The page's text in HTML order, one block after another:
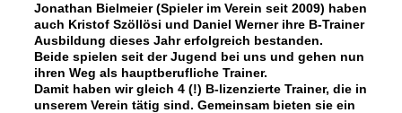
Jonathan Bielmeier (Spieler im Verein seit 2009) haben
auch Kristof Szöllösi und Daniel Werner ihre B-Trainer
Ausbildung dieses Jahr erfolgreich bestanden.
Beide spielen seit der Jugend bei uns und gehen nun
ihren Weg als hauptberufliche Trainer.
Damit haben wir gleich 4 (!) B-lizenzierte Trainer, die in
unserem Verein tätig sind. Gemeinsam bieten sie ein